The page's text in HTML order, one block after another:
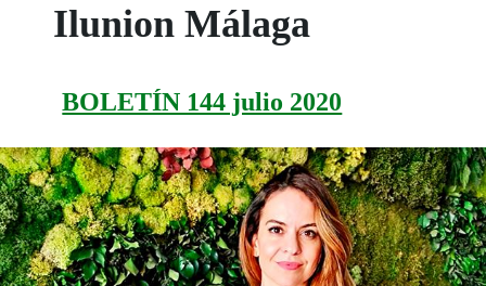
Ilunion Málaga
BOLETÍN 144 julio 2020